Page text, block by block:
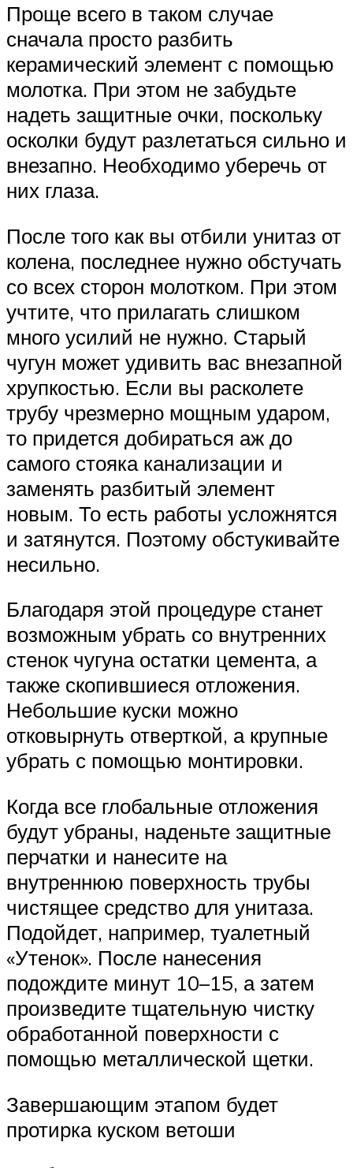
Проще всего в таком случае
сначала просто разбить
керамический элемент с помощью
молотка. При этом не забудьте
надеть защитные очки, поскольку
осколки будут разлетаться сильно и
внезапно. Необходимо уберечь от
них глаза.
После того как вы отбили унитаз от
колена, последнее нужно обстучать
со всех сторон молотком. При этом
учтите, что прилагать слишком
много усилий не нужно. Старый
чугун может удивить вас внезапной
хрупкостью. Если вы расколете
трубу чрезмерно мощным ударом,
то придется добираться аж до
самого стояка канализации и
заменять разбитый элемент
новым. То есть работы усложнятся
и затянутся. Поэтому обстукивайте
несильно.
Благодаря этой процедуре станет
возможным убрать со внутренних
стенок чугуна остатки цемента, а
также скопившиеся отложения.
Небольшие куски можно
отковырнуть отверткой, а крупные
убрать с помощью монтировки.
Когда все глобальные отложения
будут убраны, наденьте защитные
перчатки и нанесите на
внутреннюю поверхность трубы
чистящее средство для унитаза.
Подойдет, например, туалетный
«Утенок». После нанесения
подождите минут 10–15, а затем
произведите тщательную чистку
обработанной поверхности с
помощью металлической щетки.
Завершающим этапом будет
протирка куском ветоши